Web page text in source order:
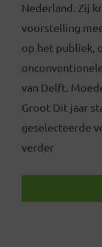
Nederland. Zij
voorstelling
op het publiek,
van Delft.
Groot Dit jaar
geselecteerde
verder